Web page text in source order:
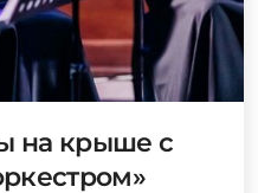
на крыше с